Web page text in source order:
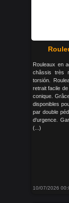
Rouleaux en
châssis très
torsión.
retrait facile
conique.
disponibles
par double
d‘urgence.
(...)
10/07/2026